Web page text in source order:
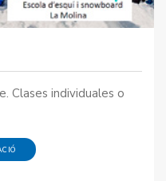
Clases individuales o